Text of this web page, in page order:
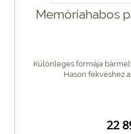
Memóriahabos
Különleges formája
Hason fekvéshez
22